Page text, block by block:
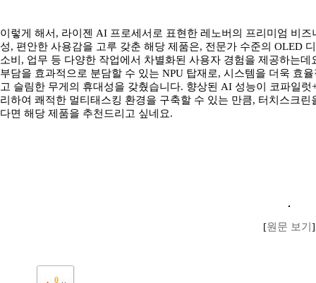
이렇게 해서, 라이젠 AI 프로세서로 표현한 레노버의 프리미엄 비
성, 편안한 사용감을 고루 갖춘 해당 제품은, 전문가 수준의 OLED
소비, 업무 등 다양한 작업에서 차별화된 사용자 경험을 제공하는
부담을 효과적으로 분담할 수 있는 NPU 탑재로, 시스템을 더욱 효
고 슬림한 무게의 휴대성을 갖췄습니다. 향상된 AI 성능이 코파일
리하여 쾌적한 멀티태스킹 환경을 구축할 수 있는 만큼, 터치스크
다면 해당 제품을 추천드리고 싶네요.
[원문 보기]
0